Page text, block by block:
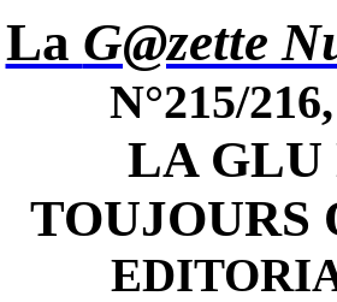
La G@zette
N°215/
LA GLU
TOUJOURS